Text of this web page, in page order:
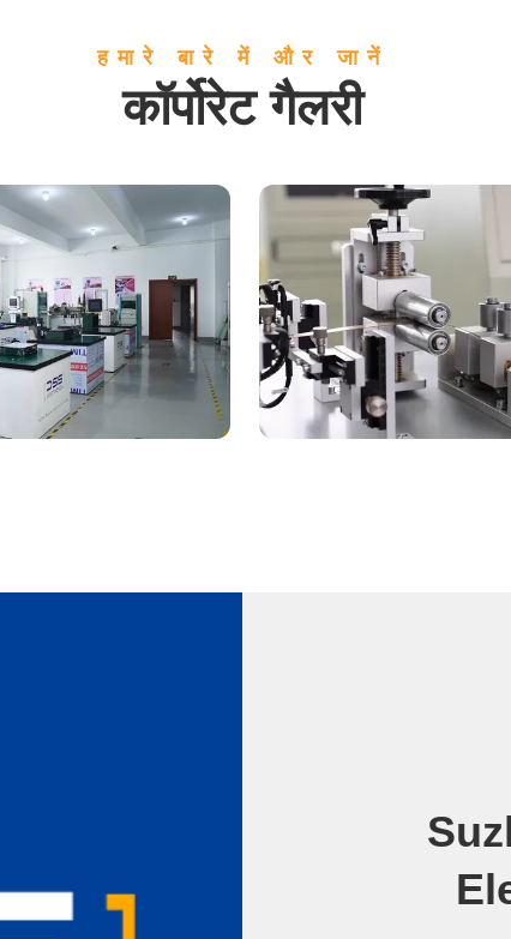
हमारे बारे में और जानें
कॉर्पोरेट गैलरी